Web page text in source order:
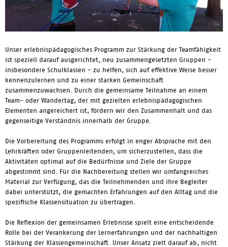
Unser erlebnispädagogisches Programm zur Stärkung der Teamfähigkeit
ist speziell darauf ausgerichtet, neu zusammengesetzten Gruppen -
insbesondere Schulklassen - zu helfen, sich auf effektive Weise besser
kennenzulernen und zu einer starken Gemeinschaft
zusammenzuwachsen. Durch die gemeinsame Teilnahme an einem
Team- oder Wandertag, der mit gezielten erlebnispädagogischen
Elementen angereichert ist, fördern wir den Zusammenhalt und das
gegenseitige Verständnis innerhalb der Gruppe.
Die Vorbereitung des Programms erfolgt in enger Absprache mit den
Lehrkräften oder Gruppenleitenden, um sicherzustellen, dass die
Aktivitäten optimal auf die Bedürfnisse und Ziele der Gruppe
abgestimmt sind. Für die Nachbereitung stellen wir umfangreiches
Material zur Verfügung, das die Teilnehmenden und ihre Begleiter
dabei unterstützt, die gemachten Erfahrungen auf den Alltag und die
spezifische Klassensituation zu übertragen.
Die Reflexion der gemeinsamen Erlebnisse spielt eine entscheidende
Rolle bei der Verankerung der Lernerfahrungen und der nachhaltigen
Stärkung der Klassengemeinschaft. Unser Ansatz zielt darauf ab, nicht